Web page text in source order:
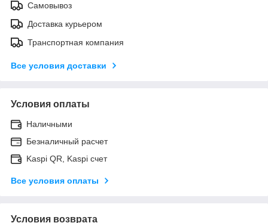
Самовывоз
Доставка курьером
Транспортная компания
Все условия доставки
Условия оплаты
Наличными
Безналичный расчет
Kaspi QR, Kaspi счет
Все условия оплаты
Условия возврата